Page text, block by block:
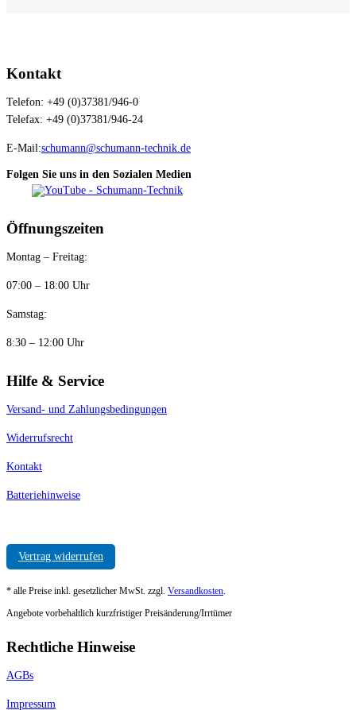
Kontakt
Telefon: +49 (0)37381/946-0
Telefax: +49 (0)37381/946-24
E-Mail:schumann@schumann-technik.de
Folgen Sie uns in den Sozialen Medien
Öffnungszeiten
Montag – Freitag:
07:00 – 18:00 Uhr
Samstag:
8:30 – 12:00 Uhr
Hilfe & Service
Versand- und Zahlungsbedingungen
Widerrufsrecht
Kontakt
Batteriehinweise
Vertrag widerrufen
* alle Preise inkl. gesetzlicher MwSt. zzgl. Versandkosten
Angebote vorbehaltlich kurzfristiger Preisänderung/Irrtümer
Rechtliche Hinweise
AGBs
Impressum